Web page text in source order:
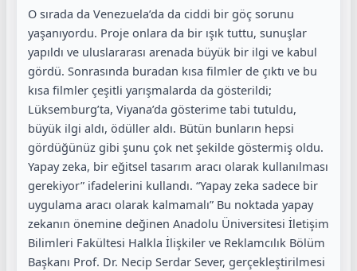
O sırada da Venezuela’da da ciddi bir göç sorunu
yaşanıyordu. Proje onlara da bir ışık tuttu, sunuşlar
yapıldı ve uluslararası arenada büyük bir ilgi ve kabul
gördü. Sonrasında buradan kısa filmler de çıktı ve bu
kısa filmler çeşitli yarışmalarda da gösterildi;
Lüksemburg’ta, Viyana’da gösterime tabi tutuldu,
büyük ilgi aldı, ödüller aldı. Bütün bunların hepsi
gördüğünüz gibi şunu çok net şekilde göstermiş oldu.
Yapay zeka, bir eğitsel tasarım aracı olarak kullanılması
gerekiyor” ifadelerini kullandı. “Yapay zeka sadece bir
uygulama aracı olarak kalmamalı” Bu noktada yapay
zekanın önemine değinen Anadolu Üniversitesi İletişim
Bilimleri Fakültesi Halkla İlişkiler ve Reklamcılık Bölüm
Başkanı Prof. Dr. Necip Serdar Sever, gerçekleştirilmesi